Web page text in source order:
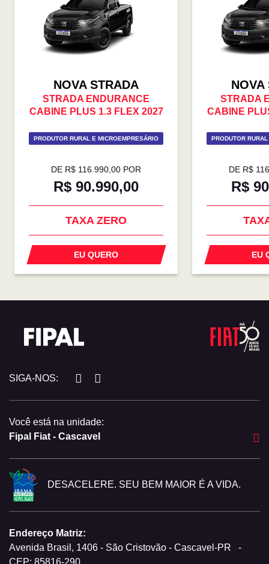
NOVA STRADA
STRADA ENDURANCE
CABINE PLUS 1.3 FLEX 2027
PRODUTOR RURAL E MICROEMPRESÁRIO
DE R$ 116.990,00 POR
R$ 90.990,00
TAXA ZERO
EU QUERO
NOVA
STRADA
CABINE
PRODUTOR
DE R$
R$
EU
SIGA-NOS:
Você está na unidade:
Fipal Fiat - Cascavel
DESACELERE. SEU BEM MAIOR É A VIDA.
Endereço Matriz:
Avenida Brasil, 1406 - São Cristovão - Cascavel-PR
-
CEP: 85816-290